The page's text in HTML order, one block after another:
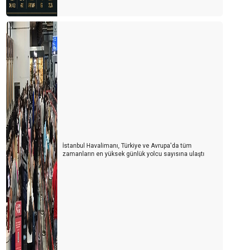
İstanbul Havalimanı, Türkiye ve Avrupa'da tüm
zamanların en yüksek günlük yolcu sayısına ulaştı